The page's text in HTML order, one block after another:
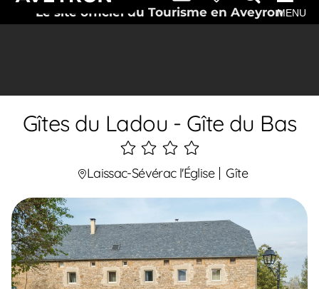
Le site officiel du Tourisme en AveyronMENU
Gîtes du Ladou - Gîte du Bas
4
étoiles
Laissac-Sévérac l'Église Gîte